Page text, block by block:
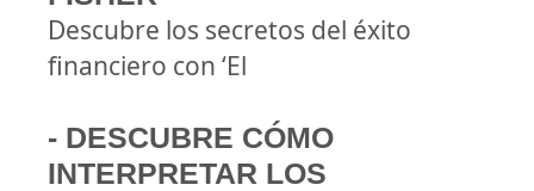
Descubre los secretos del éxito
financiero con ‘El
- DESCUBRE CÓMO
INTERPRETAR LOS